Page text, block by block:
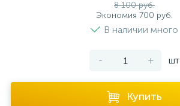
8 100 руб.
Экономия 700 руб.
В наличии много
- + шт
Купить